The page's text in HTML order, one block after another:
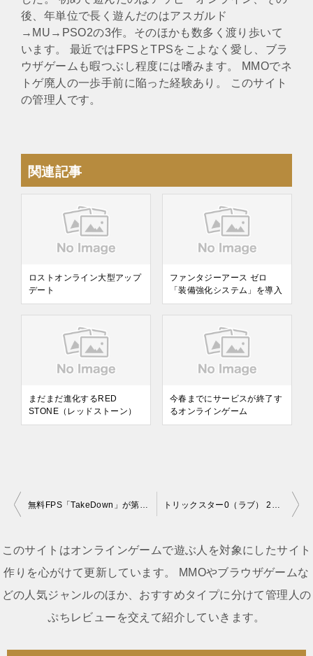
後、年単位で長く遊んだのはアスガルド
→MU→PSO2の3作。そのほかも数多く渡り歩いて
います。 最近ではFPSとTPSをこよなく愛し、ブラ
ウザゲームも暇つぶし程度には嗜みます。 MMOでネ
トゲ廃人の一歩手前に陥った経験あり。 このサイト
の管理人です。
関連記事
ロストオンライン大型アップ
デート
ファンタジーアース ゼロ
「装備強化システム」を導入
まだまだ進化するRED
STONE（レッドストーン）
今春までにサービスが終了す
るオンラインゲーム
投
ナ
ビ
ゲ
シ
無料FPS「TakeDown」が第二次クローズドβのテスターを募集開始 トリックスター0（ラブ） 2008年1月22日(火)にアップデート
このサイトはオンラインゲームで遊ぶ人を対象にしたサイト
作りを心がけて更新しています。 MMOやブラウザゲームな
どの人気ジャンルのほか、おすすめタイプに分けて管理人の
ぷちレビューを交えて紹介していきます。